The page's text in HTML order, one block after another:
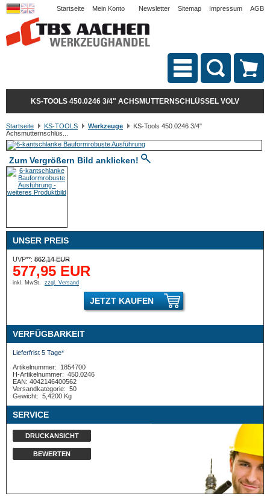
Startseite Mein Konto Newsletter Sitemap Impressum AGB
KS-TOOLS 450.0246 3/4" ACHSMUTTERNSCHLÜSSEL VOLV
Startseite KS-TOOLS Werkzeuge
KS-Tools 450.0246 3/4"
Achsmutternschlüs...
Zum Vergrößern Bild anklicken!
UNSER PREIS
UVP**: 862,14 EUR
577,95 EUR
inkl. MwSt. zzgl. Versand
JETZT KAUFEN
VERFÜGBARKEIT
Lieferfrist 5 Tage*
Artikelnummer:
1854700
H-Artikelnummer: 450.0246
EAN: 4042146400562
Versandkategorie: 50
Gewicht: 5,4200 Kg
SERVICE
DRUCKANSICHT
BEWERTEN